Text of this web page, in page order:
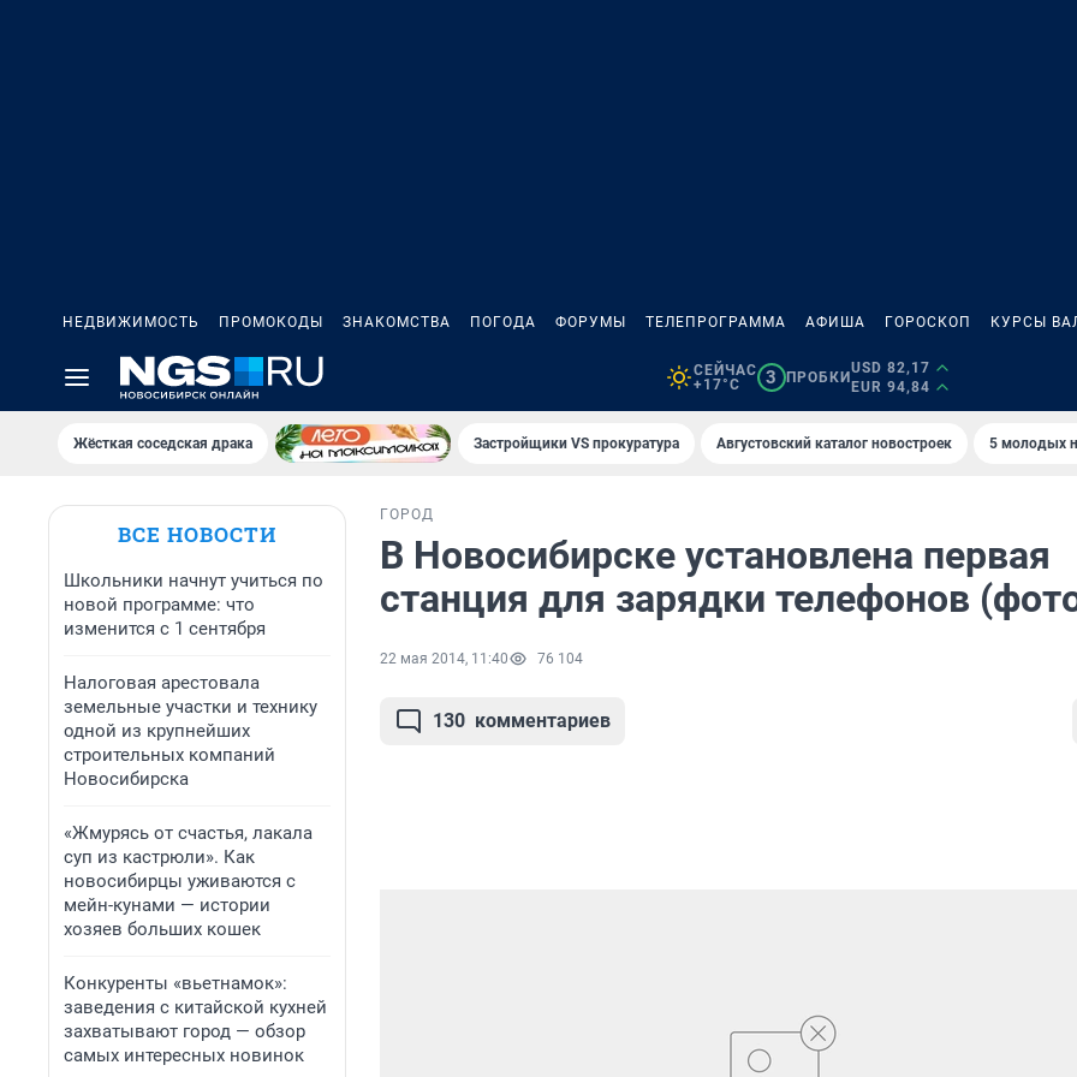
НЕДВИЖИМОСТЬ ПРОМОКОДЫ ЗНАКОМСТВА ПОГОДА ФОРУМЫ ТЕЛЕПРОГРАММА АФИША ГОРОСКОП КУРСЫ
СЕЙЧАС
+17°C
3 ПРОБКИ
USD 82,17
EUR 94,84
Жёсткая соседская драка Застройщики VS прокуратура Августовский каталог новостроек 5 молодых
ВСЕ НОВОСТИ
Школьники начнут учиться по
новой программе: что
изменится с 1 сентября
Налоговая арестовала
земельные участки и технику
одной из крупнейших
строительных компаний
Новосибирска
«Жмурясь от счастья, лакала
суп из кастрюли». Как
новосибирцы уживаются с
мейн-кунами — истории
хозяев больших кошек
Конкуренты «вьетнамок»:
заведения с китайской кухней
захватывают город — обзор
самых интересных новинок
ГОРОД
В Новосибирске установлена первая
станция для зарядки телефонов
22 мая 2014, 11:40 76 104
130 комментариев